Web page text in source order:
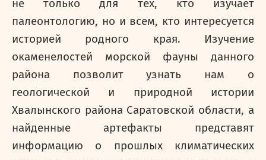
не только для тех, кто изучает
палеонтологию, но и всем, кто интересуется
историей родного края. Изучение
окаменелостей морской фауны данного
района позволит узнать нам о
геологической и природной истории
Хвалынского района Саратовской области, а
найденные артефакты представят
информацию о прошлых климатических